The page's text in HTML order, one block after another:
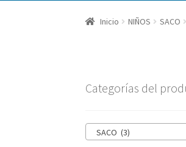
Inicio NIÑOS SACO
Categorías del
SACO (3)